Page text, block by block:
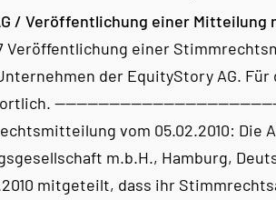
/ Veröffentlichung einer Mitteilung
Veröffentlichung einer
der EquityStory AG.
vom 05.02.2010: Die
m.b.H., Hamburg,
mitgeteilt, dass ihr